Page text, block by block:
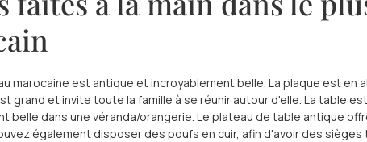
marocaine est antique et incroyablement belle. La plaque est en
grand et invite toute la famille à se réunir autour d'elle. La table
belle dans une véranda/orangerie. Le plateau de table antique
également disposer des poufs en cuir, afin d'avoir des sièges